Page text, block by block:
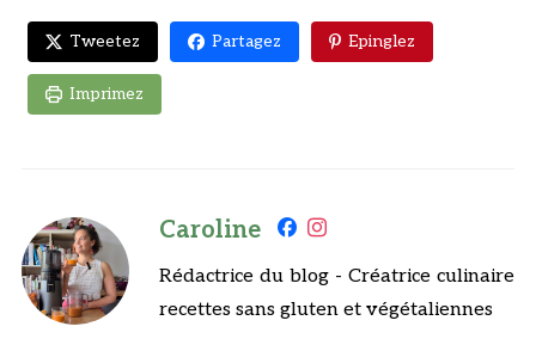
Tweetez Partagez Epinglez
Imprimez
Caroline
Rédactrice du blog - Créatrice culinaire
recettes sans gluten et végétaliennes